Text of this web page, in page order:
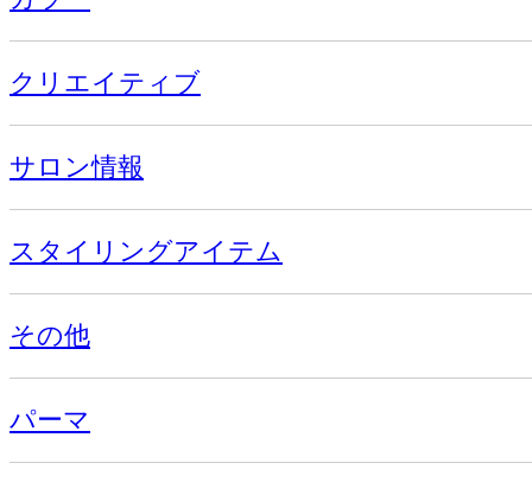
クリエイティブ
サロン情報
スタイリングアイテム
その他
パーマ